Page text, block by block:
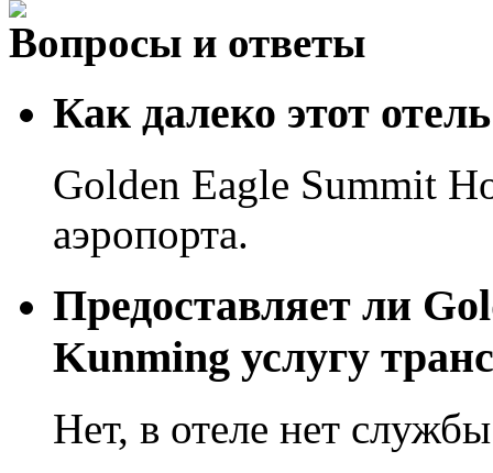
Вопросы и ответы
Как далеко этот
Golden Eagle Summit
аэропорта.
Предоставляет ли
Kunming услугу
Нет, в отеле нет